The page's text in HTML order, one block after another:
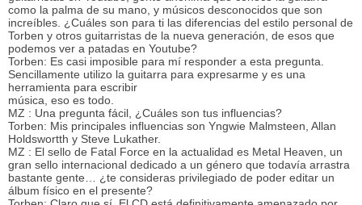
como la palma de su mano, y músicos desconocidos que son
increíbles. ¿Cuáles son para ti las diferencias del estilo personal de
Torben y otros guitarristas de la nueva generación, de esos que
podemos ver a patadas en Youtube?
Torben: Es casi imposible para mí responder a esta pregunta.
Sencillamente utilizo la guitarra para expresarme y es una
herramienta para escribir
música, eso es todo.
MZ : Una pregunta fácil, ¿Cuáles son tus influencias?
Torben: Mis principales influencias son Yngwie Malmsteen, Allan
Holdswortth y Steve Lukather.
MZ : El sello de Fatal Force en la actualidad es Metal Heaven, un
gran sello internacional dedicado a un género que todavía arrastra
bastante gente… ¿te consideras privilegiado de poder editar un
álbum físico en el presente?